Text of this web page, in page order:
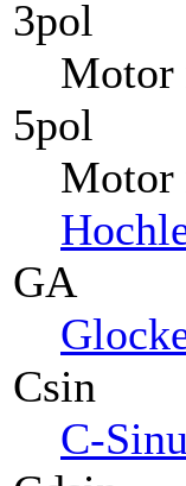
3pol
Motor
5pol
Motor
GA
Csin
C-